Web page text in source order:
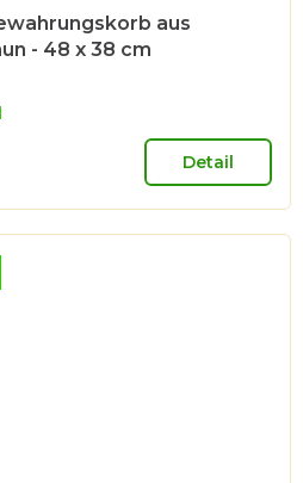
aus
- 48 x 38 cm
Detail